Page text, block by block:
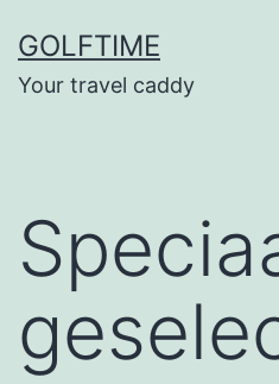
naar
de
GOLFTIME
Your travel caddy